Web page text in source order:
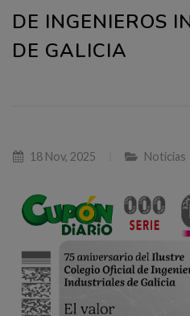
DE INGENIEROS
DE GALICIA
18 Nov, 2025 Noticias